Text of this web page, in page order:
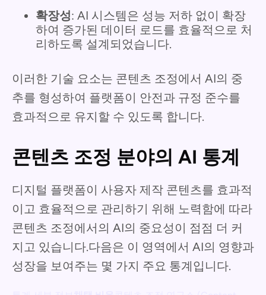
확장성: AI 시스템은 성능 저하 없이 확장
하여 증가된 데이터 로드를 효율적으로 처
리하도록 설계되었습니다.
이러한 기술 요소는 콘텐츠 조정에서 AI의 중
추를 형성하여 플랫폼이 안전과 규정 준수를
효과적으로 유지할 수 있도록 합니다.
콘텐츠 조정 분야의 AI 통계
디지털 플랫폼이 사용자 제작 콘텐츠를 효과적
이고 효율적으로 관리하기 위해 노력함에 따라
콘텐츠 조정에서의 AI의 중요성이 점점 더 커
지고 있습니다.다음은 이 영역에서 AI의 영향과
성장을 보여주는 몇 가지 주요 통계입니다.